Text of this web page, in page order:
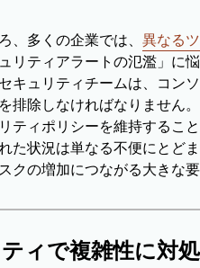
、多くの企業では、 異なる
リティアラートの氾濫」に
キュリティチームは、コン
排除しなければなりません
ティポリシーを維持するこ
た状況は単なる不便にとど
クの増加につながる大きな
ィで複雑性に対